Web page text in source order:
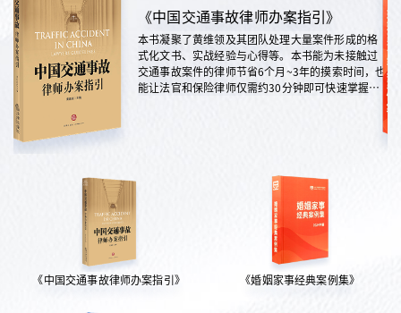
《中国交通事故律师办案指引》
本书凝聚了黄维领及其团队处理大量案件形成的格
式化文书、实战经验与心得等。本书能为未接触过
交通事故案件的律师节省6个月~3年的摸索时间，也
能让法官和保险律师仅需约30分钟即可快速掌握案
《中国交通事故律师办案指引》 《婚姻家事经典案例集》